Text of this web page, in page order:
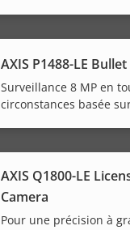
AXIS P1488-LE
Surveillance 8 MP en
circonstances basée sur
AXIS Q1800-LE
Camera
Pour une précision à